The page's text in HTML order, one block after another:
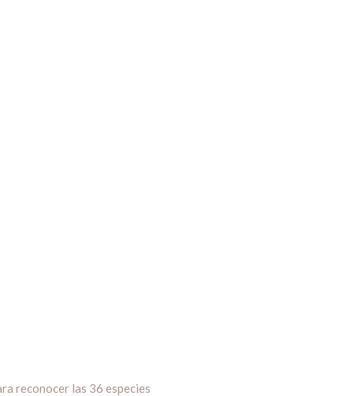
reconocer las 36 especies